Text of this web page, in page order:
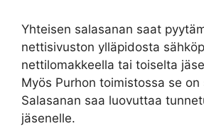
Yhteisen salasanan saat
nettisivuston ylläpidosta
nettilomakkeella tai toiselta
Myös Purhon toimistossa se on
Salasanan saa luovuttaa
jäsenelle.